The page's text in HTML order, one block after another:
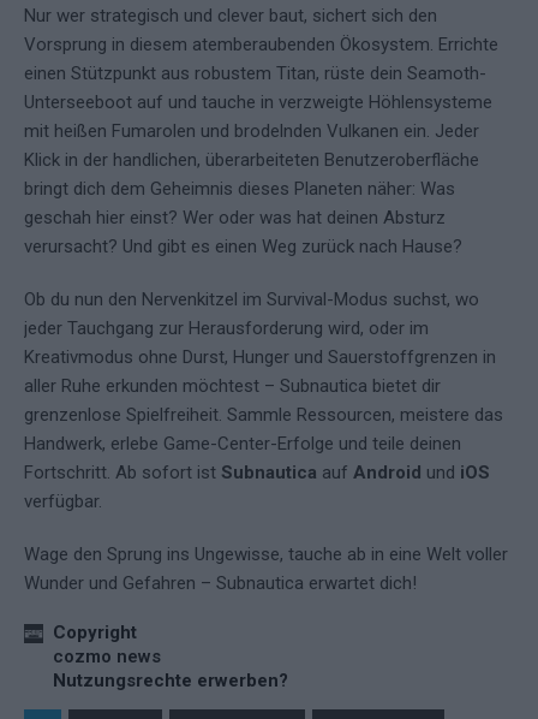
Nur wer strategisch und clever baut, sichert sich den
Vorsprung in diesem atemberaubenden Ökosystem. Errichte
einen Stützpunkt aus robustem Titan, rüste dein Seamoth-
Unterseeboot auf und tauche in verzweigte Höhlensysteme
mit heißen Fumarolen und brodelnden Vulkanen ein. Jeder
Klick in der handlichen, überarbeiteten Benutzeroberfläche
bringt dich dem Geheimnis dieses Planeten näher: Was
geschah hier einst? Wer oder was hat deinen Absturz
verursacht? Und gibt es einen Weg zurück nach Hause?
Ob du nun den Nervenkitzel im Survival-Modus suchst, wo
jeder Tauchgang zur Herausforderung wird, oder im
Kreativmodus ohne Durst, Hunger und Sauerstoffgrenzen in
aller Ruhe erkunden möchtest – Subnautica bietet dir
grenzenlose Spiel­freiheit. Sammle Ressourcen, meistere das
Handwerk, erlebe Game-Center-Erfolge und teile deinen
Fortschritt. Ab sofort ist Subnautica auf Android und iOS
verfügbar.
Wage den Sprung ins Ungewisse, tauche ab in eine Welt voller
Wunder und Gefahren – Subnautica erwartet dich!
Copyright
cozmo news
Nutzungsrechte erwerben?